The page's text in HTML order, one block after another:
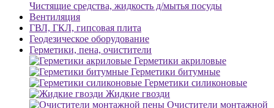
Чистящие средства, жидкость д/мытья посуды
Вентиляция
ГВЛ, ГКЛ, гипсовая плита
Геодезическое оборудование
Герметики, пена, очистители
Герметики акриловые
Герметики битумные
Герметики силиконовые
Жидкие гвозди
Очистители монтажной